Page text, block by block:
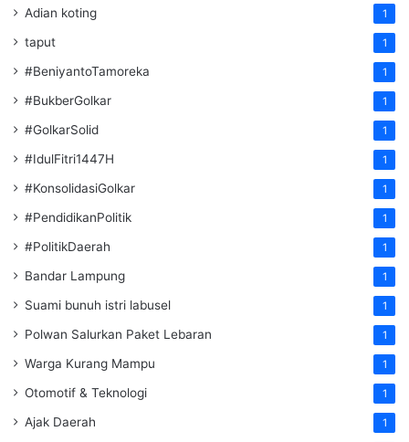
Adian koting 1
taput 1
#BeniyantoTamoreka 1
#BukberGolkar 1
#GolkarSolid 1
#IdulFitri1447H 1
#KonsolidasiGolkar 1
#PendidikanPolitik 1
#PolitikDaerah 1
Bandar Lampung 1
Suami bunuh istri labusel 1
Polwan Salurkan Paket Lebaran 1
Warga Kurang Mampu 1
Otomotif & Teknologi 1
Ajak Daerah 1